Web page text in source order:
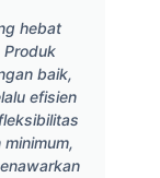
hebat
baik,
efisien